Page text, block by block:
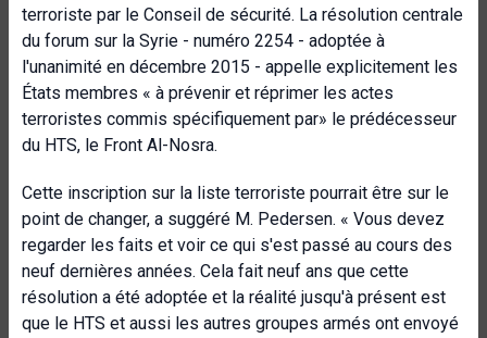
terroriste par le Conseil de sécurité. La résolution centrale
du forum sur la Syrie - numéro 2254 - adoptée à
l'unanimité en décembre 2015 - appelle explicitement les
États membres « à prévenir et réprimer les actes
terroristes commis spécifiquement par» le prédécesseur
du HTS, le Front Al-Nosra.
Cette inscription sur la liste terroriste pourrait être sur le
point de changer, a suggéré M. Pedersen. « Vous devez
regarder les faits et voir ce qui s'est passé au cours des
neuf dernières années. Cela fait neuf ans que cette
résolution a été adoptée et la réalité jusqu'à présent est
que le HTS et aussi les autres groupes armés ont envoyé